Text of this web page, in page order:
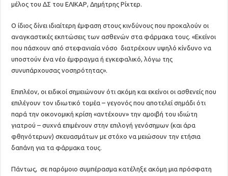
μέλος του ΔΣ του ΕΛΙΚΑΡ, Δημήτρης Ρίχτερ.
Ο ίδιος δίνει ιδιαίτερη έμφαση στους κινδύνους που προκαλούν οι
αναγκαστικές εκπτώσεις των ασθενών στα φάρμακα τους. «Εκείνοι
που πάσχουν από στεφανιαία νόσο διατρέχουν υψηλό κίνδυνο να
υποστούν ένα νέο έμφραγμα ή εγκεφαλικό, λόγω της
συνυπάρχουσας νοσηρότητας».
Επιπλέον, οι ειδικοί σημειώνουν ότι ακόμη και εκείνοι οι ασθενείς που
επιλέγουν τον ιδιωτικό τομέα – γεγονός που αποτελεί σημάδι ότι
παρά την οικονομική κρίση «αντέχουν» την αμοιβή του ιδιώτη
γιατρού – συχνά επιμένουν στην επιλογή γενόσημων (και άρα
φθηνότερων) σκευασμάτων με στόχο να μειώσουν την ετήσια
δαπάνη για τα φάρμακα τους.
Πάντως, σε παρόμοιο συμπέρασμα κατέληξε ακόμη μια πρόσφατη